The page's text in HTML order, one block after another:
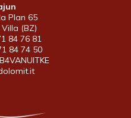
Plan 65
(BZ)
84 76 81
84 74 50